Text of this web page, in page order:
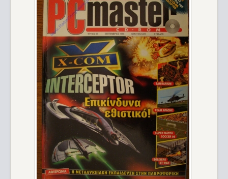
Amstrad CPC 664